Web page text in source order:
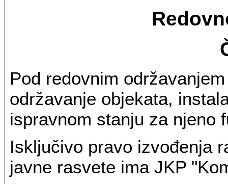
Pod redovnim
održavanje objekata,
ispravnom stanju za njeno
Isključivo pravo izvođenja
javne rasvete ima JKP